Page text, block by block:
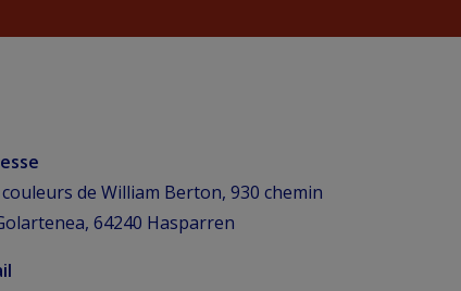
couleurs de William Berton, 930 chemin
64240 Hasparren